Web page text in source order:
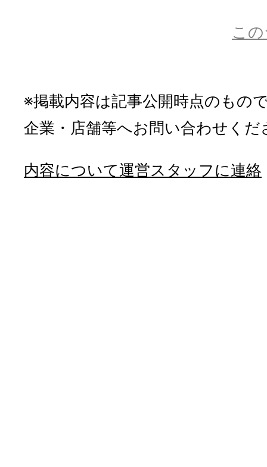
こ
※掲載内容は記事公開時点のもの
企業・店舗等へお問い合わせくだ
内容について運営スタッフに連絡